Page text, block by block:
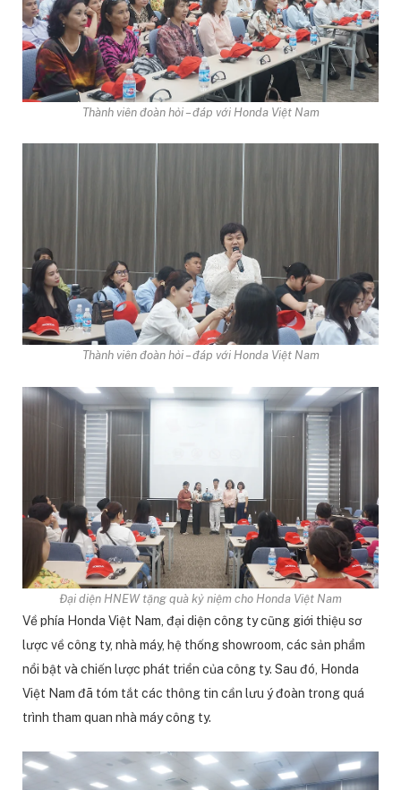
Thành viên đoàn hỏi – đáp với Honda Việt Nam
Thành viên đoàn hỏi – đáp với Honda Việt Nam
Đại diện HNEW tặng quà kỷ niệm cho Honda Việt Nam
Về phía Honda Việt Nam, đại diện công ty cũng giới thiệu sơ
lược về công ty, nhà máy, hệ thống showroom, các sản phẩm
nổi bật và chiến lược phát triển của công ty. Sau đó, Honda
Việt Nam đã tóm tắt các thông tin cần lưu ý đoàn trong quá
trình tham quan nhà máy công ty.